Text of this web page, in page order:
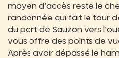
moyen d’accès reste le
randonnée qui fait le tour
du port de Sauzon vers
vous offre des points de
Après avoir dépassé le